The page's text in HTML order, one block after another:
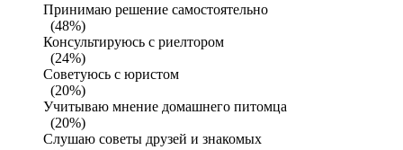
Принимаю решение самостоятельно
(48%)
Консультируюсь с риелтором
(24%)
Советуюсь с юристом
(20%)
Учитываю мнение домашнего питомца
(20%)
Слушаю советы друзей и знакомых